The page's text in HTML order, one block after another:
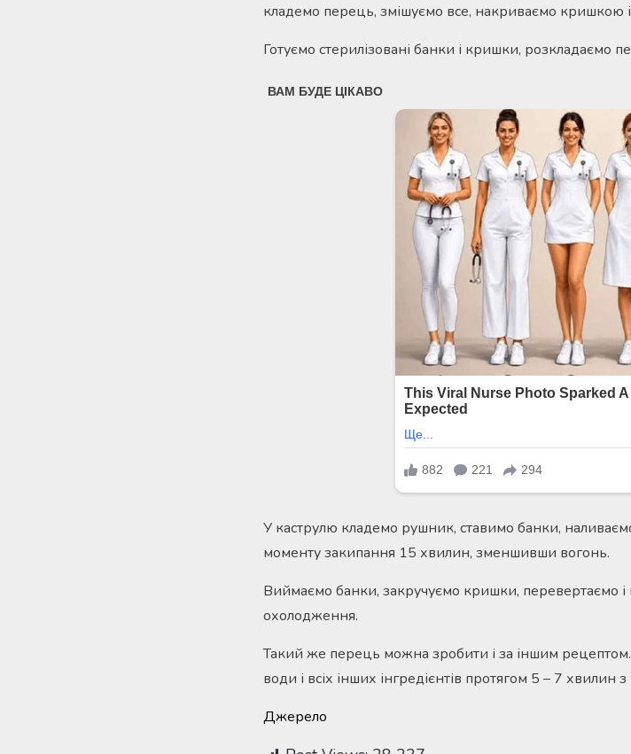
кладемо перець, змішуємо все, накриваємо кришкою
Готуємо стерилізовані банки і кришки, розкладаємо
У каструлю кладемо рушник, ставимо банки,
моменту закипання 15 хвилин, зменшивши вогонь.
Виймаємо банки, закручуємо кришки, перевертаємо
охолодження.
Такий же перець можна зробити і за іншим
води і всіх інших інгредієнтів протягом 5 – 7
Джерело